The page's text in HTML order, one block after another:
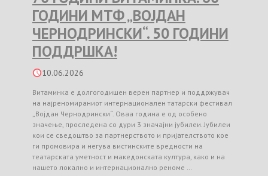
ГОДИНИ МТФ „ВОЈДАН
ЧЕРНОДРИНСКИ“. 50 ГОДИНИ
ПОДДРШКА!
10.06.2026
Витаминка е долгогодишен верен партнер и поддржувач
на најреномираниот интернационален татарски фестивал
„Војдан Чернодрински“. Оваа година е од особено
значење, проследена со дури 3 значајни јубилеи. Јубилеи
кои се сведоштво за партнерството и пријателството кое
ги промовира и негува вистинските вредности на
театарската уметност и македонската култура, како и на
нашето локално и интернационално реноме …